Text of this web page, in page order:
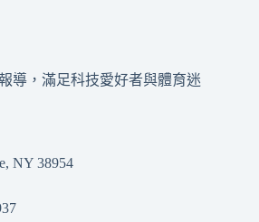
導，滿足科技愛好者與體育迷
NY 38954